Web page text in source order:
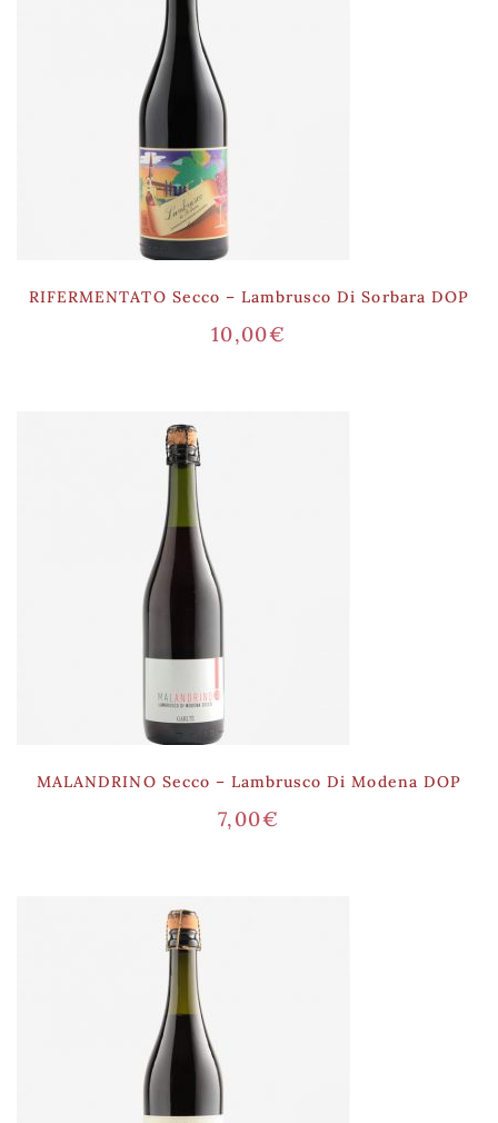
RIFERMENTATO Secco – Lambrusco Di Sorbara DOP
10,00€
MALANDRINO Secco – Lambrusco Di Modena DOP
7,00€